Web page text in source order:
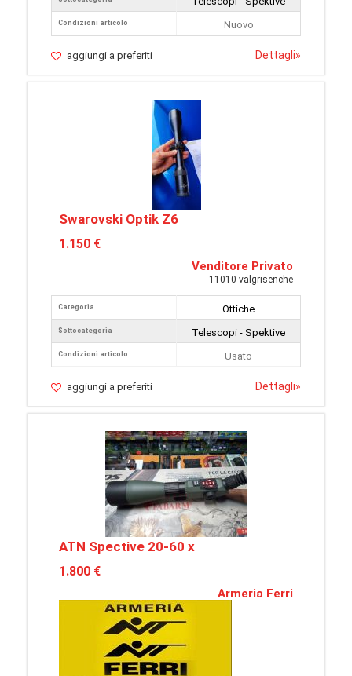
Condizioni articolo
Nuovo
aggiungi a preferiti Dettagli»
Swarovski Optik Z6
1.150 €
Venditore Privato
11010 valgrisenche
Categoria
Sottocategoria
Condizioni articolo
Ottiche
Telescopi - Spektive
Usato
aggiungi a preferiti Dettagli»
ATN Spective 20-60 x
1.800 €
Armeria Ferri